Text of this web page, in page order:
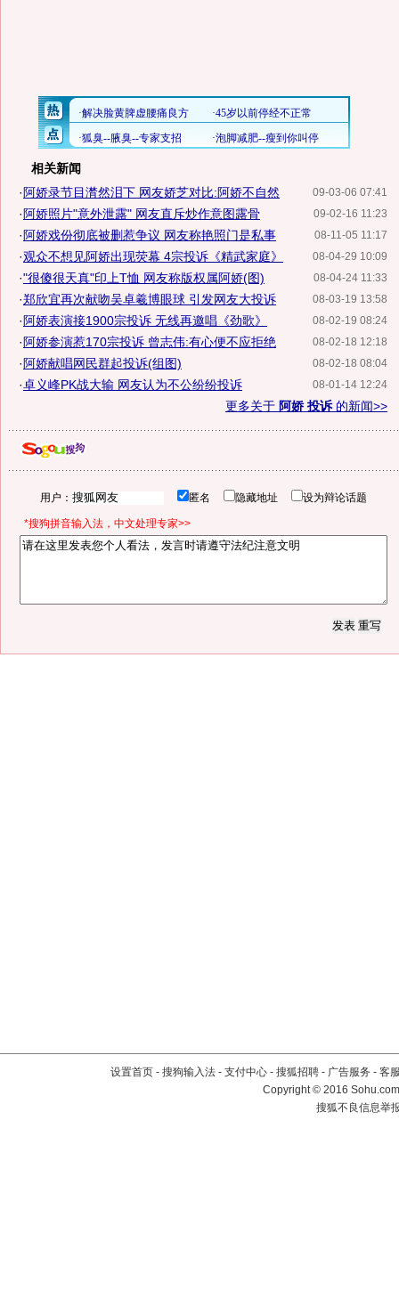
相关新闻
09-03-06 07:41
· 阿娇录节目潸然泪下 网友娇芝对比:阿娇不自然
09-02-16 11:23
· 阿娇照片"意外泄露" 网友直斥炒作意图露骨
08-11-05 11:17
· 阿娇戏份彻底被删惹争议 网友称艳照门是私事
08-04-29 10:09
·观众不想见阿娇出现荧幕 4宗投诉《精武家庭》
08-04-24 11:33
·"很傻很天真"印上T恤 网友称版权属阿娇(图)
08-03-19 13:58
·郑欣宜再次献吻吴卓羲博眼球 引发网友大投诉
08-02-19 08:24
· 阿娇表演接1900宗投诉 无线再邀唱《劲歌》
08-02-18 12:18
· 阿娇参演惹170宗投诉 曾志伟:有心便不应拒绝
08-02-18 08:04
· 阿娇献唱网民群起投诉(组图)
08-01-14 12:24
·卓义峰PK战大输 网友认为不公纷纷投诉
更多关于 阿娇 投诉的新闻>>
用户： 匿名 隐藏地址 设为辩论话题
*搜狗拼音输入法，中文处理专家>>
设置首页 - 搜狗输入法 - 支付中心 - 搜狐招聘 - 广告服务 - 客
Copyright©2016
搜狐不良信息举